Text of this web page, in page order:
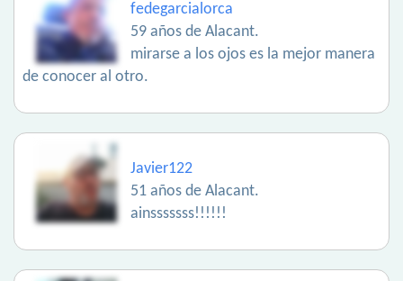
fedegarcialorca
59 años de Alacant.
mirarse a los ojos es la mejor manera
de conocer al otro.
Javier122
51 años de Alacant.
ainsssssss!!!!!!